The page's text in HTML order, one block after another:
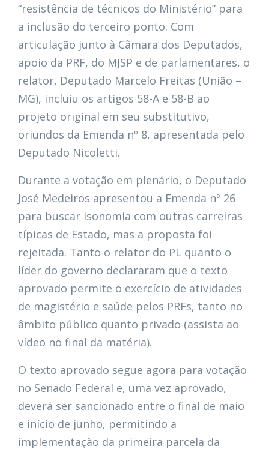
“resistência de técnicos do Ministério” para
a inclusão do terceiro ponto. Com
articulação junto à Câmara dos Deputados,
apoio da PRF, do MJSP e de parlamentares, o
relator, Deputado Marcelo Freitas (União –
MG), incluiu os artigos 58-A e 58-B ao
projeto original em seu substitutivo,
oriundos da Emenda nº 8, apresentada pelo
Deputado Nicoletti.
Durante a votação em plenário, o Deputado
José Medeiros apresentou a Emenda nº 26
para buscar isonomia com outras carreiras
típicas de Estado, mas a proposta foi
rejeitada. Tanto o relator do PL quanto o
líder do governo declararam que o texto
aprovado permite o exercício de atividades
de magistério e saúde pelos PRFs, tanto no
âmbito público quanto privado (assista ao
vídeo no final da matéria).
O texto aprovado segue agora para votação
no Senado Federal e, uma vez aprovado,
deverá ser sancionado entre o final de maio
e início de junho, permitindo a
implementação da primeira parcela da